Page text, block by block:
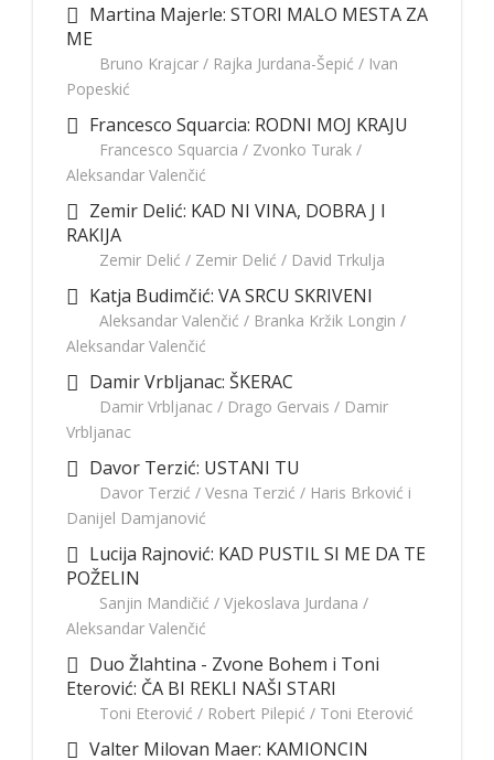
Martina Majerle: STORI MALO MESTA ZA
ME
Bruno Krajcar / Rajka Jurdana-Šepić / Ivan
Popeskić
Francesco Squarcia: RODNI MOJ KRAJU
Francesco Squarcia / Zvonko Turak /
Aleksandar Valenčić
Zemir Delić: KAD NI VINA, DOBRA J I
RAKIJA
Zemir Delić / Zemir Delić / David Trkulja
Katja Budimčić: VA SRCU SKRIVENI
Aleksandar Valenčić / Branka Kržik Longin /
Aleksandar Valenčić
Damir Vrbljanac: ŠKERAC
Damir Vrbljanac / Drago Gervais / Damir
Vrbljanac
Davor Terzić: USTANI TU
Davor Terzić / Vesna Terzić / Haris Brković i
Danijel Damjanović
Lucija Rajnović: KAD PUSTIL SI ME DA TE
POŽELIN
Sanjin Mandičić / Vjekoslava Jurdana /
Aleksandar Valenčić
Duo Žlahtina - Zvone Bohem i Toni
Eterović: ČA BI REKLI NAŠI STARI
Toni Eterović / Robert Pilepić / Toni Eterović
Valter Milovan Maer: KAMIONCIN